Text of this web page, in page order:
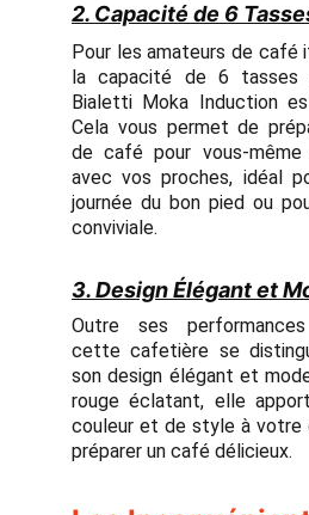
2. Capacité de 6
Pour les amateurs de café
la capacité de 6 tasses
Bialetti Moka Induction
Cela vous permet de
de café pour vous-
avec vos proches, idéal
journée du bon pied ou
conviviale.
3. Design Élégant et
Outre ses
cette cafetière se
son design élégant et
rouge éclatant, elle
couleur et de style à votre
préparer un café délicieux.